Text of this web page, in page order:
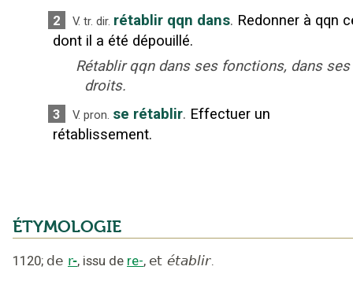
2 V. tr. dir. rétablir qqn dans. Redonner à qqn
dont il a été dépouillé.
Rétablir qqn dans ses fonctions, dans ses
droits.
3 V. pron. se rétablir. Effectuer un
rétablissement.
ÉTYMOLOGIE
1120; de r-, issu de re-, et établir.